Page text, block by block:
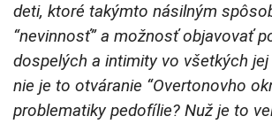
deti, ktoré takýmto násilným
“nevinnosť” a možnosť objavovať
dospelých a intimity vo všetkých
nie je to otváranie “Overtonovho
problematiky pedofílie? Nuž je to